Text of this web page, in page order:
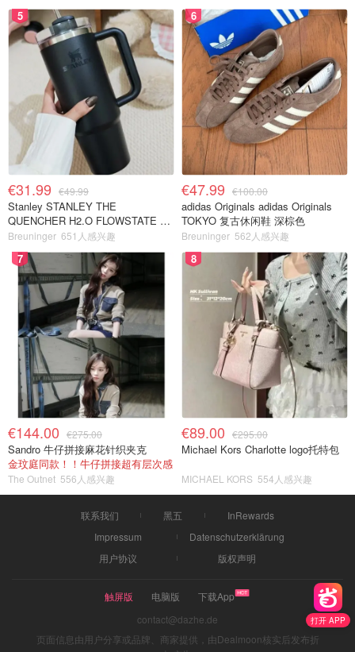
打开 APP
5
€31.99 €49.99
Stanley STANLEY THE
QUENCHER H2.O FLOWSTATE 保
温杯 1.18L 黑色
Breuninger 651人感兴趣
6
€47.99 €100.00
adidas Originals adidas Originals
TOKYO 复古休闲鞋 深棕色
Breuninger 562人感兴趣
7
€144.00 €275.00
Sandro 牛仔拼接麻花针织夹克
金玟庭同款！！牛仔拼接超有层次感
The Outnet 556人感兴趣
8
€89.00 €295.00
Michael Kors Charlotte logo托特包
MICHAEL KORS 554人感兴趣
联系我们 黑五
InRewards
Impressum
Datenschutzerklärung
用户协议
版权声明
触屏版 电脑版
下载App
contact@dazhe.de
页面信息由用户分享或品牌、商家提供，由Dealmoon核实后发布折